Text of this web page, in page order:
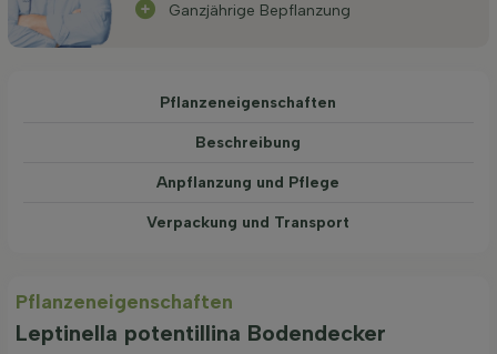
Ganzjährige Bepflanzung
Pflanzeneigenschaften
Beschreibung
Anpflanzung und Pflege
Verpackung und Transport
Pflanzeneigenschaften
Leptinella potentillina Bodendecker